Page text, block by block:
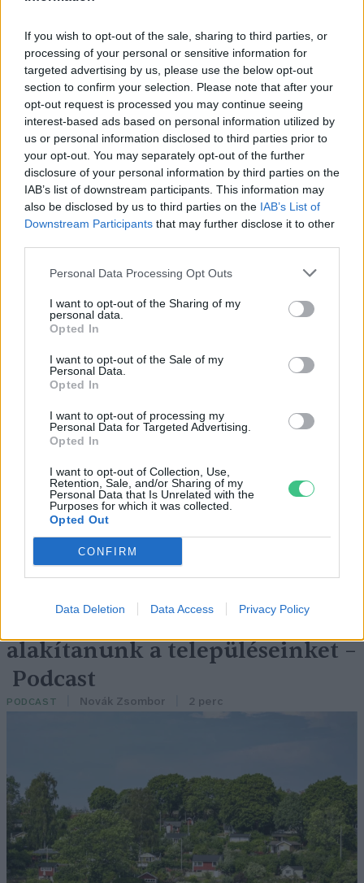
If you wish to opt-out of the sale, sharing to third parties, or
processing of your personal or sensitive information for
targeted advertising by us, please use the below opt-out
section to confirm your selection. Please note that after your
opt-out request is processed you may continue seeing
interest-based ads based on personal information utilized by
us or personal information disclosed to third parties prior to
your opt-out. You may separately opt-out of the further
disclosure of your personal information by third parties on the
IAB’s list of downstream participants. This information may
also be disclosed by us to third parties on the IAB’s List of
Downstream Participants that may further disclose it to other
Personal Data Processing Opt Outs
I want to opt-out of the Sharing of my
personal data.
Opted In
I want to opt-out of the Sale of my
Personal Data.
Opted In
I want to opt-out of processing my
Personal Data for Targeted Advertising.
Opted In
I want to opt-out of Collection, Use,
Retention, Sale, and/or Sharing of my
Personal Data that Is Unrelated with the
Purposes for which it was collected.
Opted Out
CONFIRM
Data Deletion Data Access Privacy Policy
természetes módon?
OTTHONUNK 5 perc
Holnapután
„Mindegy már, hogy milyen
víz, csak víz legyen” |
Holnapután
Greendex 55:58
A
szivacsvárosokká kellene
alakítanunk a településeinket –
Podcast
PODCAST Novák Zsombor 2 perc